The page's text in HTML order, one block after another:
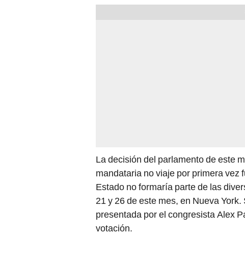
La decisión del parlamento de este
mandataria no viaje por primera vez
Estado no formaría parte de las
21 y 26 de este mes, en Nueva
presentada por el congresista Alex
votación.